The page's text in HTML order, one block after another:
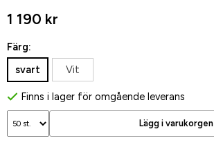
1 190 kr
Färg:
svart
Vit
Finns i lager för omgående leverans
Lägg i varukorgen